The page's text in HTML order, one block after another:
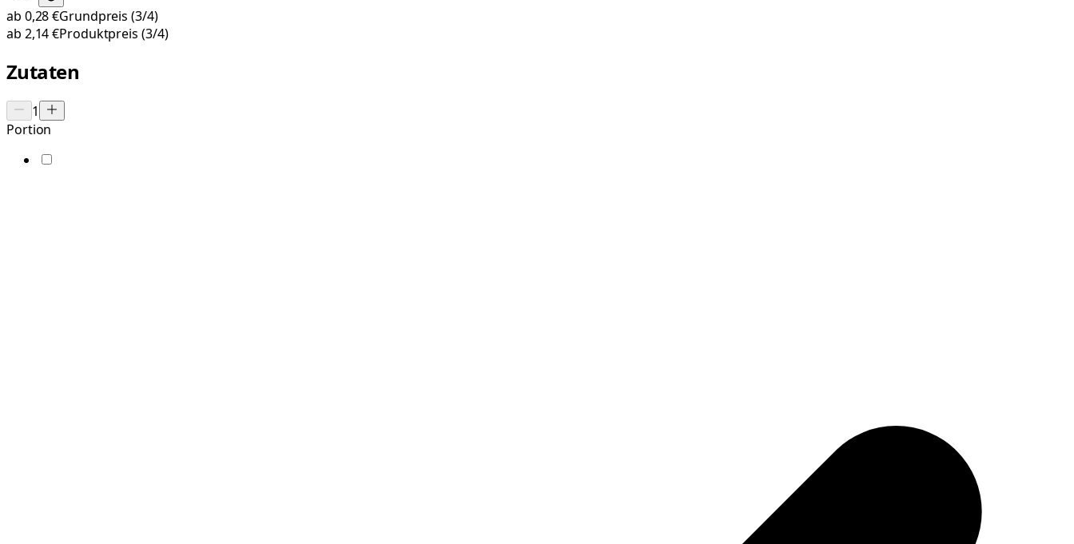
ab 0,28 €Grundpreis (3/4)
ab 2,14 €Produktpreis (3/4)
Zutaten
1
Portion